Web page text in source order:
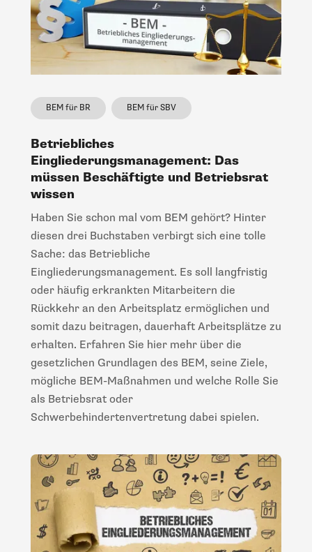
BEM für BR BEM für SBV
Betriebliches
Eingliederungsmanagement: Das
müssen Beschäftigte und Betriebsrat
wissen
Haben Sie schon mal vom BEM gehört? Hinter
diesen drei Buchstaben verbirgt sich eine tolle
Sache: das Betriebliche
Eingliederungsmanagement. Es soll langfristig
oder häufig erkrankten Mitarbeitern die
Rückkehr an den Arbeitsplatz ermöglichen und
somit dazu beitragen, dauerhaft Arbeitsplätze zu
erhalten. Erfahren Sie hier mehr über die
gesetzlichen Grundlagen des BEM, seine Ziele,
mögliche BEM-Maßnahmen und welche Rolle Sie
als Betriebsrat oder
Schwerbehindertenvertretung dabei spielen.